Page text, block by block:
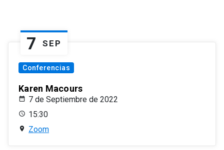
7 SEP
Conferencias
Karen Macours
7 de Septiembre de 2022
15:30
Zoom